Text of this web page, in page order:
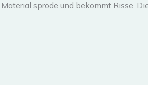
spröde und bekommt Risse.